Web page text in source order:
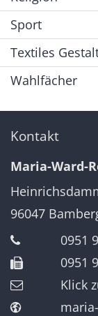
Sport
Textiles
Wahlfächer
Kontakt
Maria-Ward-
96047
0951
0951
Klick